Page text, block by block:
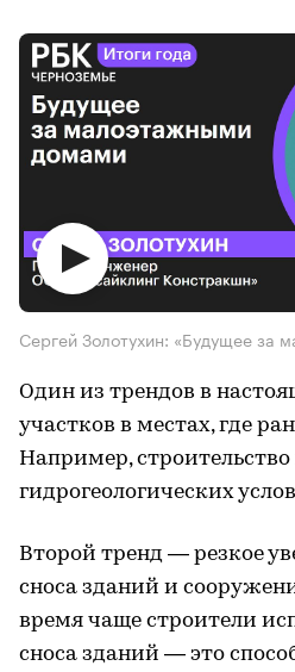
Сергей Золотухин: «Будущее за
Один из трендов в
участков в местах, где
Например,
гидрогеологических
Второй тренд — резкое
сноса зданий и
время чаще строители
сноса зданий — это